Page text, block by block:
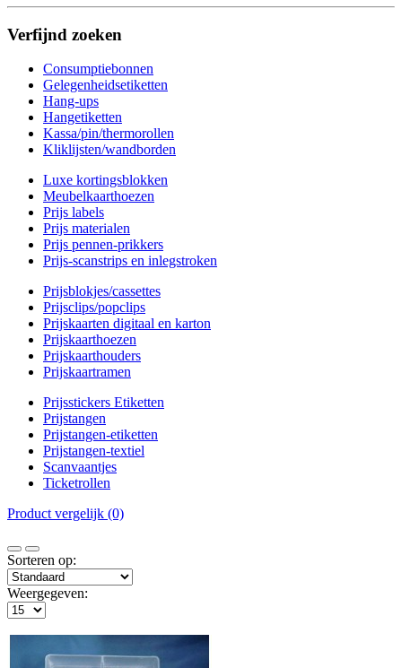
Verfijnd zoeken
Consumptiebonnen
Gelegenheidsetiketten
Hang-ups
Hangetiketten
Kassa/pin/thermorollen
Kliklijsten/wandborden
Luxe kortingsblokken
Meubelkaarthoezen
Prijs labels
Prijs materialen
Prijs pennen-prikkers
Prijs-scanstrips en inlegstroken
Prijsblokjes/cassettes
Prijsclips/popclips
Prijskaarten digitaal en karton
Prijskaarthoezen
Prijskaarthouders
Prijskaartramen
Prijsstickers Etiketten
Prijstangen
Prijstangen-etiketten
Prijstangen-textiel
Scanvaantjes
Ticketrollen
Product vergelijk (0)
Sorteren op:
Weergegeven: